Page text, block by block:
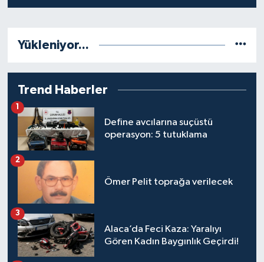
Yükleniyor...
Trend Haberler
Define avcılarına suçüstü
operasyon: 5 tutuklama
1
Ömer Pelit toprağa verilecek
2
Alaca’da Feci Kaza: Yaralıyı
Gören Kadın Baygınlık Geçirdi!
3